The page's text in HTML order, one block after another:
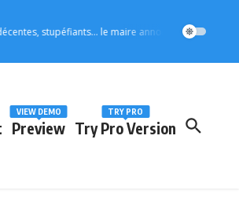
stupéfiants… le maire annonce des mesures
Preview
VIEW DEMO
Try Pro Version
TRY PRO